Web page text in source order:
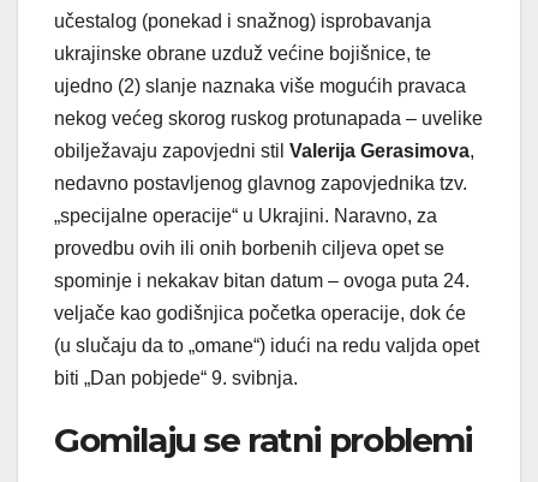
učestalog (ponekad i snažnog) isprobavanja
ukrajinske obrane uzduž većine bojišnice, te
ujedno (2) slanje naznaka više mogućih pravaca
nekog većeg skorog ruskog protunapada – uvelike
obilježavaju zapovjedni stil Valerija Gerasimova,
nedavno postavljenog glavnog zapovjednika tzv.
„specijalne operacije“ u Ukrajini. Naravno, za
provedbu ovih ili onih borbenih ciljeva opet se
spominje i nekakav bitan datum – ovoga puta 24.
veljače kao godišnjica početka operacije, dok će
(u slučaju da to „omane“) idući na redu valjda opet
biti „Dan pobjede“ 9. svibnja.
Gomilaju se ratni problemi